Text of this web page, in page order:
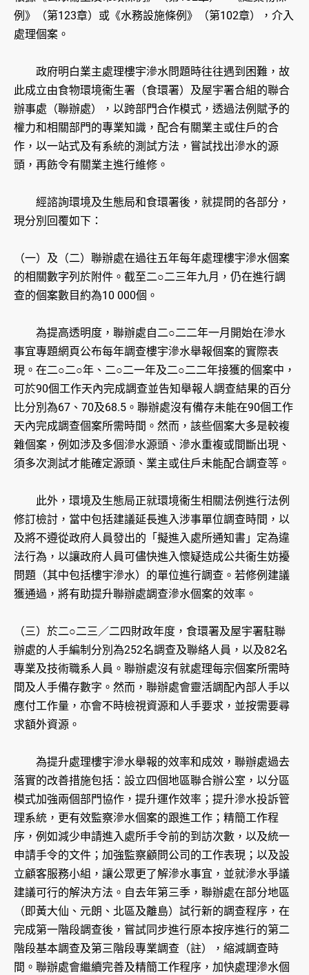
例》（第123章）或《水務設施條例》（第102章），介入
處理個案。
政府明白業主處理樓宇滲水問題時往往遇到困難，故
此成立由食物環境衞生署（食環署）及屋宇署合組的聯合
辦事處（聯辦處），以跨部門合作模式，透過法例賦予的
權力和相關部門的專業知識，配合有關業主或住戶的合
作，以一站式及有系統的測試方法，嘗試找出滲水的源
頭，再飭令有關業主進行維修。
經諮詢環境及生態局和食環署後，就提問的各部分，
現分別回覆如下：
（一）及（二）聯辦處在過往五年每年處理樓宇滲水個案
的相關數字列於附件。截至二○二三年九月，仍在進行調
查的個案數目約為10 000個。
為提高透明度，聯辦處自二○二二年一月開始在滲水
事宜專題網頁公布每年調查樓宇滲水舉報個案的實際表
現。在二○二○年、二○二一年及二○二二年接獲的個案中，
可於90個工作天內完成調查並告知舉報人調查結果的百分
比分別為67、70及68.5。聯辦處沒有備存未能在90個工作
天內完成調查個案所需時間。然而，該些個案大多是較複
雜個案，例如涉及多個滲水源頭、滲水重複或間斷出現、
須多次測試才能確定源頭、業主或住戶未能配合調查等。
此外，環境及生態局正就環境衞生相關法例進行法例
修訂檢討，當中包括建議延長進入涉事單位調查時間，以
及將不遵從政府人員發出的「擬進入處所通知書」定為違
法行為，以讓政府人員可儘快進入懷疑造成公共衞生妨擾
問題（其中包括樓宇滲水）的單位進行調查。若修例建議
獲通過，將有助提升聯辦處調查滲水個案的效率。
（三）於二○二三／二四財政年度，食環署及屋宇署駐聯
辦處的人手編制分別為252名調查及聯絡人員，以及82名
專業及技術職系人員。聯辦處沒有就處理每宗個案所需時
間及人手備存數字。然而，聯辦處會靈活調配內部人手以
應付工作量，亦會不時檢視資源和人手要求，並按需要尋
求額外資源。
為提升處理樓宇滲水舉報的效率和成效，聯辦處過去
落實的改善措施包括：設立四個地區聯合辦公室，以分區
模式加強兩個部門協作，提升運作效率；提升滲水投訴管
理系統，更有效監察滲水個案的跟進工作；精簡工作程
序，例如減少申請進入處所手令前的到訪次數，以及統一
申請手令的文件；加強監察顧問公司的工作表現；以及設
立顧客服務小組，讓公眾更了解滲水事宜，並就滲水爭議
建議可行的解決方法。自去年第三季，聯辦處在部分地區
（即黃大仙、元朗、北區及離島）試行新的調查程序，在
完成第一階段調查後，嘗試同步進行原本按序進行的第二
階段基本調查及第三階段專業調查（註），縮減調查時
間。聯辦處會繼續完善及精簡工作程序，加快處理滲水個